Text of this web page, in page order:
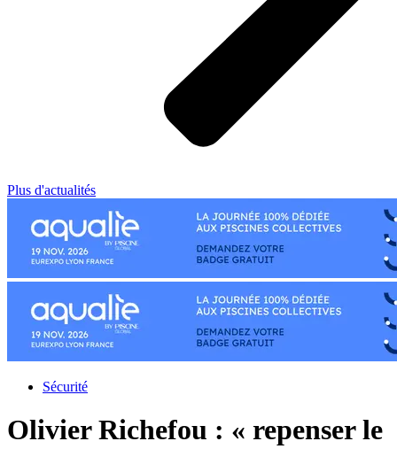
Plus d'actualités
Sécurité
Olivier Richefou : « repenser le